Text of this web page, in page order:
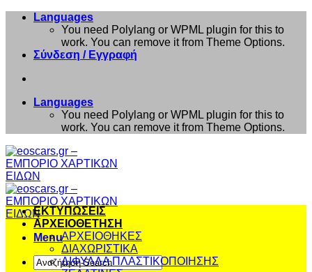
Μετάβαση
περιεχόμενο
Languages
You need Polylang or WPML plugin for this to
work. You can remove it from Theme Options.
Σύνδεση / Εγγραφή
Languages
You need Polylang or WPML plugin for this to
work. You can remove it from Theme Options.
Menu
Αναζήτηση
ΕΚΤΥΠΩΣΕΙΣ
ΑΡΧΕΙΟΘΕΤΗΣΗ
ΑΡΧΕΙΟΘΗΚΕΣ
ΔΙΑΧΩΡΙΣΤΙΚΑ
ΔΙΦΥΛΛΑ ΠΛΑΣΤΙΚΟΠΟΙΗΣΗΣ